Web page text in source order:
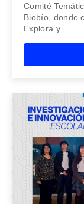
Comité
Biobío, donde
Explora y…